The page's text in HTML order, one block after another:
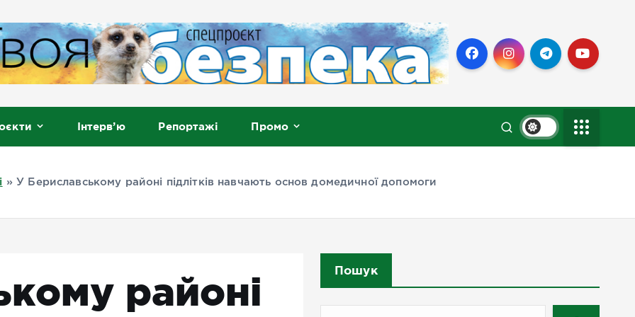
Інтерв’ю Репортажі Промо
» У Бериславському районі підлітків навчають основ домедичної допомоги
районі
Пошук